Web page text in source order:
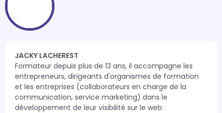
JACKY LACHEREST
Formateur depuis plus de 13 ans, il accompagne les
entrepreneurs, dirigeants d'organismes de formation
et les entreprises (collaborateurs en charge de la
communication, service marketing) dans le
développement de leur visibilité sur le web.